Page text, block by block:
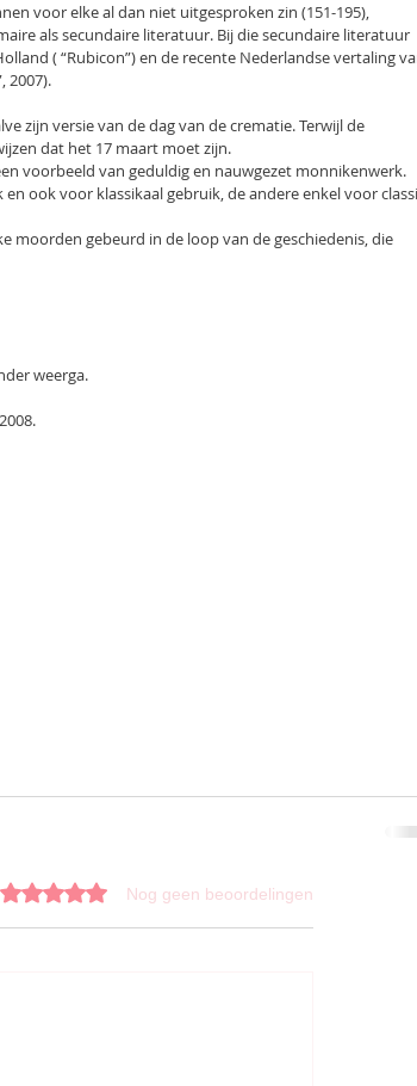
voor elke al dan niet uitgesproken zin (151-195),
als secundaire literatuur. Bij die secundaire literatuur
( “Rubicon”) en de recente Nederlandse vertaling
2007).
zijn versie van de dag van de crematie. Terwijl de
dat het 17 maart moet zijn.
voorbeeld van geduldig en nauwgezet monnikenwerk.
ook voor klassikaal gebruik, de andere enkel voor
moorden gebeurd in de loop van de geschiedenis, die
zonder weerga.
2008.
Beoordeeld met 0 uit 5 sterren.Nog geen beoordelingen